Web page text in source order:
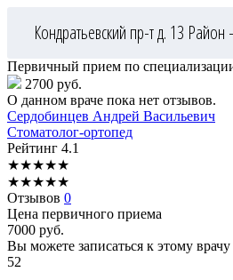
Кондратьевский пр-т д. 13 Район
Первичный прием по
2700 руб.
О данном враче пока нет отзывов.
Сердобинцев Андрей Васильевич
Стоматолог-ортопед
Рейтинг 4.1
★★★★★
★★★★★
Отзывов 0
Цена первичного приема
7000 руб.
Вы можете записаться к этому
52